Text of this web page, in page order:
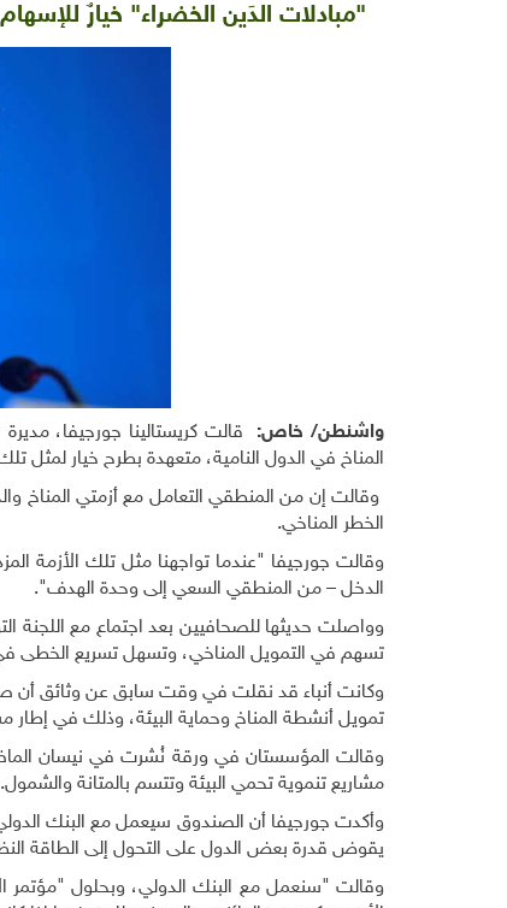
"مبادلات الدَين الخضراء" خيارٌ
واشنطن/ خاص: قالت كريستالينا جورجيفا،
المناخ في الدول النامية، متعهدة بطرح خيار لمثل
وقالت إن من المنطقي التعامل مع أزمتي المناخ
الخطر المناخي.
وقالت جورجيفا "عندما تواجهنا مثل تلك الأزمة
الدخل – من المنطقي السعي إلى وحدة الهدف".
وواصلت حديثها للصحافيين بعد اجتماع مع اللجنة
تسهم في التمويل المناخي، وتسهل تسريع الخطى في
وكانت أنباء قد نقلت في وقت سابق عن وثائق أن
تمويل أنشطة المناخ وحماية البيئة، وذلك في
وقالت المؤسستان في ورقة نُشرت في نيسان
مشاريع تنموية تحمي البيئة وتتسم بالمتانة والشمول.
يقوض قدرة بعض الدول على التحول إلى الطاقة النظيفة